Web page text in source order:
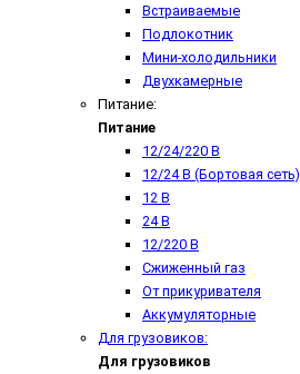
Встраиваемые
Подлокотник
Мини-холодильники
Двухкамерные
Питание:
Питание
12/24/220 В
12/24 В (Бортовая сеть)
12 В
24 В
12/220 В
Сжиженный газ
От прикуривателя
Аккумуляторные
Для грузовиков:
Для грузовиков